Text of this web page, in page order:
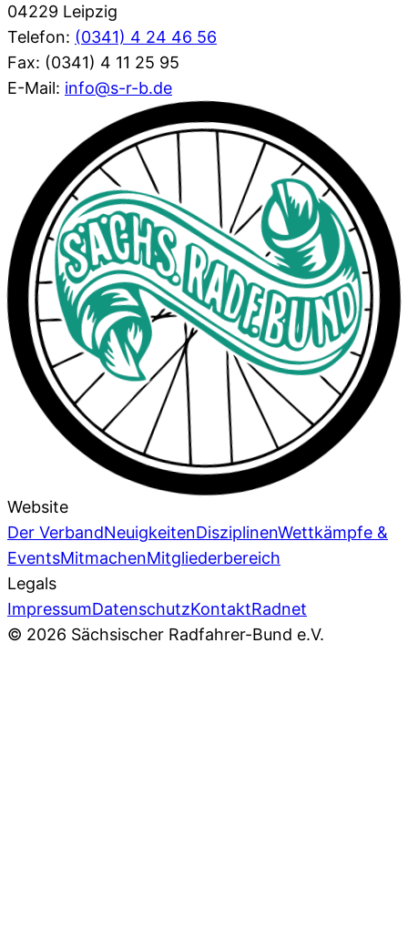
04229 Leipzig
Telefon: (0341) 4 24 46 56
Fax: (0341) 4 11 25 95
E-Mail: info@s-r-b.de
Website
Der VerbandNeuigkeitenDisziplinenWettkämpfe &
EventsMitmachenMitgliederbereich
Legals
ImpressumDatenschutzKontaktRadnet
© 2026 Sächsischer Radfahrer-Bund e.V.